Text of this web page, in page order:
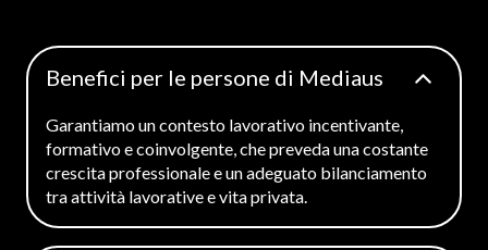
Benefici per le persone di Mediaus
Garantiamo un contesto lavorativo incentivante,
formativo e coinvolgente, che preveda una costante
crescita professionale e un adeguato bilanciamento
tra attività lavorative e vita privata.